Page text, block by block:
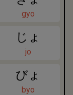
gyo
じょ
jo
びょ
byo